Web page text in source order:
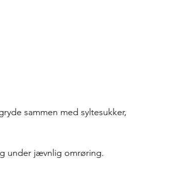
sammen med syltesukker,
under jævnlig omrøring.